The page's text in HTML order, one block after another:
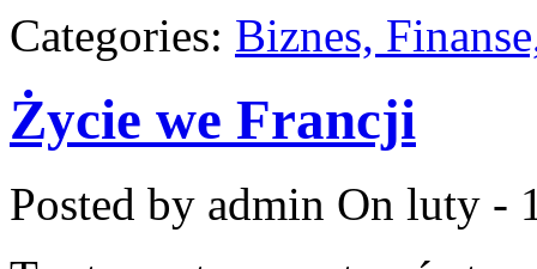
Categories: Biznes,
Życie we Francji
Posted by admin On luty -